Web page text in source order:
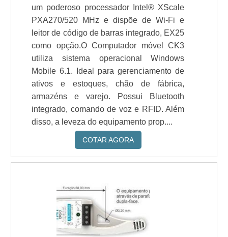
um poderoso processador Intel® XScale
PXA270/520 MHz e dispõe de Wi-Fi e
leitor de código de barras integrado, EX25
como opção.O Computador móvel CK3
utiliza sistema operacional Windows
Mobile 6.1. Ideal para gerenciamento de
ativos e estoques, chão de fábrica,
armazéns e varejo. Possui Bluetooth
integrado, comando de voz e RFID. Além
disso, a leveza do equipamento prop....
COTAR AGORA